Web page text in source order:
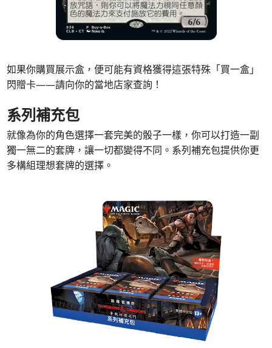
如果你購買展示盒，便可能有資格獲得這張特殊「買一盒」
閃贈卡——請向你的當地店家查詢！
系列補充包
就像為你的角色選擇一套完美的骰子一樣，你可以打造一副
獨一無二的套牌，讓一切都變得不同。系列補充包提供你更
多構組理想套牌的選擇。